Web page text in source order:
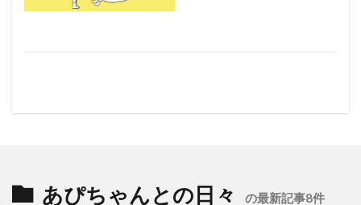
あぴちゃんとの日々 の最新記事8件